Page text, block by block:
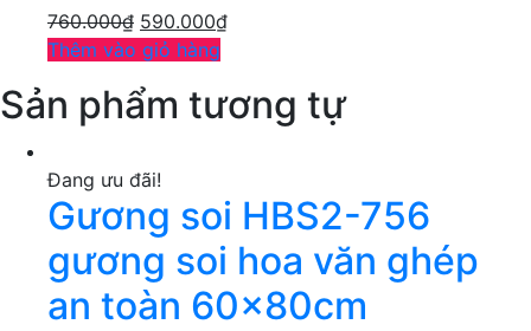
760.000₫ 590.000₫
Thêm vào giỏ hàng
Sản phẩm tương tự
Đang ưu đãi!
Gương soi HBS2-756
gương soi hoa văn ghép
an toàn 60x80cm